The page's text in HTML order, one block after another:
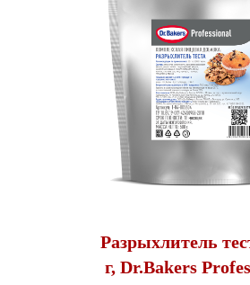
Разрыхлитель
г, Dr.Bakers